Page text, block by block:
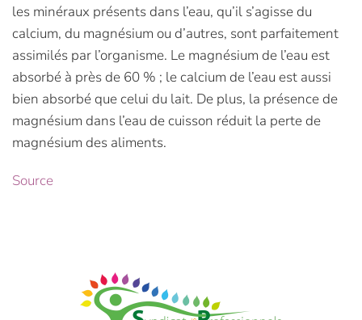
les minéraux présents dans l’eau, qu’il s’agisse du
calcium, du magnésium ou d’autres, sont parfaitement
assimilés par l’organisme. Le magnésium de l’eau est
absorbé à près de 60 % ; le calcium de l’eau est aussi
bien absorbé que celui du lait. De plus, la présence de
magnésium dans l’eau de cuisson réduit la perte de
magnésium des aliments.
Source